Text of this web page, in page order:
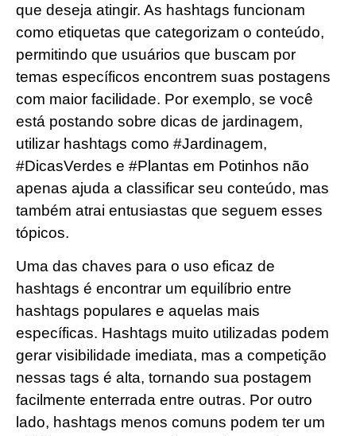
que deseja atingir. As hashtags funcionam
como etiquetas que categorizam o conteúdo,
permitindo que usuários que buscam por
temas específicos encontrem suas postagens
com maior facilidade. Por exemplo, se você
está postando sobre dicas de jardinagem,
utilizar hashtags como #Jardinagem,
#DicasVerdes e #Plantas em Potinhos não
apenas ajuda a classificar seu conteúdo, mas
também atrai entusiastas que seguem esses
tópicos.
Uma das chaves para o uso eficaz de
hashtags é encontrar um equilíbrio entre
hashtags populares e aquelas mais
específicas. Hashtags muito utilizadas podem
gerar visibilidade imediata, mas a competição
nessas tags é alta, tornando sua postagem
facilmente enterrada entre outras. Por outro
lado, hashtags menos comuns podem ter um